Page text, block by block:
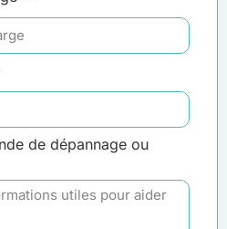
de dépannage ou